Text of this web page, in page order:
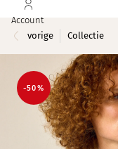
Account
vorige
Collectie
-50%